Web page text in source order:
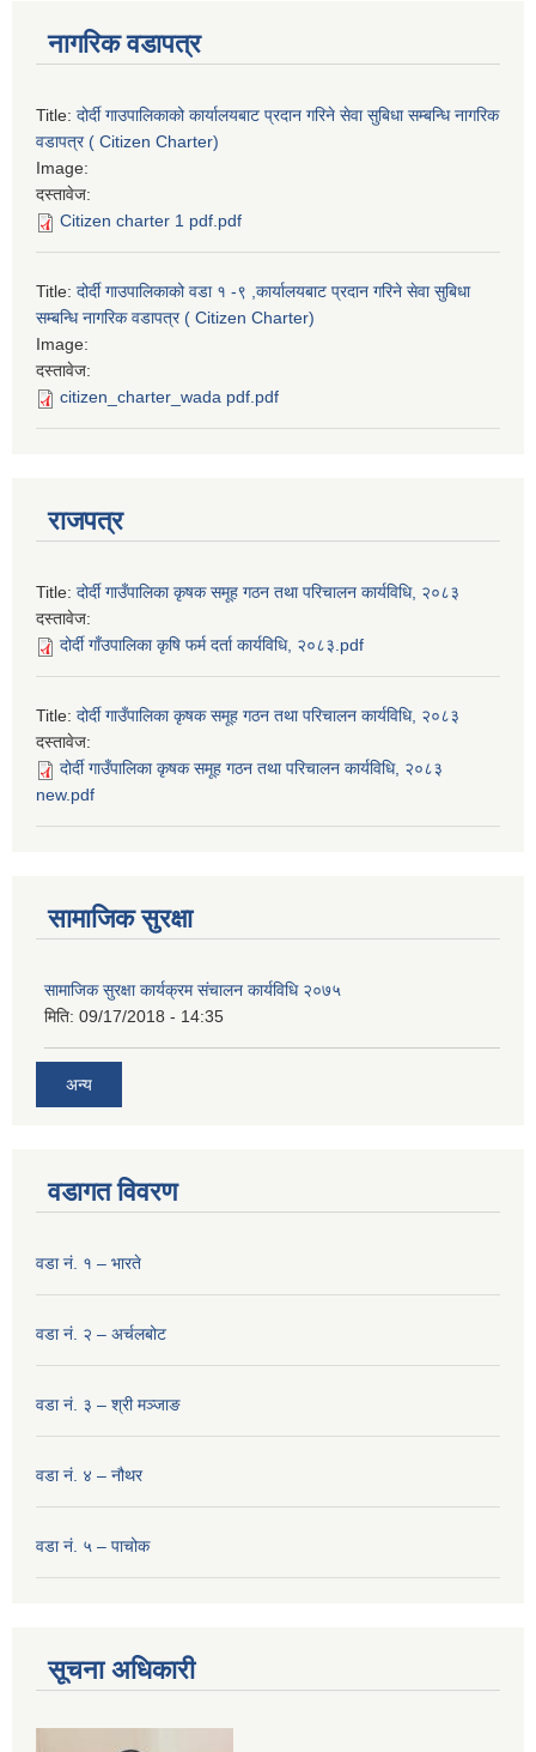
नागरिक वडापत्र
Title: दोर्दी गाउपालिकाको कार्यालयबाट प्रदान गरिने सेवा सुबिधा सम्बन्धि नागरिक
वडापत्र ( Citizen Charter)
Image:
दस्तावेज:
Citizen charter 1 pdf.pdf
Title: दोर्दी गाउपालिकाको वडा १ -९ ,कार्यालयबाट प्रदान गरिने सेवा सुबिधा
सम्बन्धि नागरिक वडापत्र ( Citizen Charter)
Image:
दस्तावेज:
citizen_charter_wada pdf.pdf
राजपत्र
Title: दोर्दी गाउँपालिका कृषक समूह गठन तथा परिचालन कार्यविधि, २०८३
दस्तावेज:
दोर्दी गाँउपालिका कृषि फर्म दर्ता कार्यविधि, २०८३.pdf
Title: दोर्दी गाउँपालिका कृषक समूह गठन तथा परिचालन कार्यविधि, २०८३
दस्तावेज:
दोर्दी गाउँपालिका कृषक समूह गठन तथा परिचालन कार्यविधि, २०८३
new.pdf
सामाजिक सुरक्षा
सामाजिक सुरक्षा कार्यक्रम संचालन कार्यविधि २०७५
मिति: 09/17/2018 - 14:35
अन्य
वडागत विवरण
वडा नं. १ – भारते
वडा नं. २ – अर्चलबोट
वडा नं. ३ – श्री मञ्‍जाङ
वडा नं. ४ – नौथर
वडा नं. ५ – पाचोक
सूचना अधिकारी